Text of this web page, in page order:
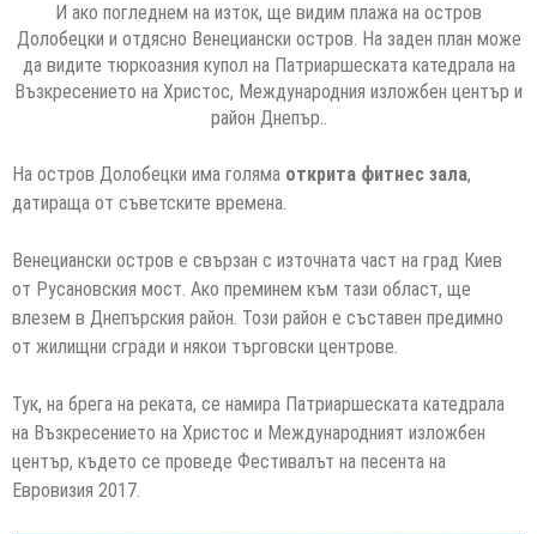
И ако погледнем на изток, ще видим плажа на остров
Долобецки и отдясно Венециански остров. На заден план може
да видите тюркоазния купол на Патриаршеската катедрала на
Възкресението на Христос, Международния изложбен център и
район Днепър..
На остров Долобецки има голяма открита фитнес зала,
датираща от съветските времена.
Венециански остров е свързан с източната част на град Киев
от Русановския мост. Ако преминем към тази област, ще
влезем в Днепърския район. Този район е съставен предимно
от жилищни сгради и някои търговски центрове.
Тук, на брега на реката, се намира Патриаршеската катедрала
на Възкресението на Христос и Международният изложбен
център, където се проведе Фестивалът на песента на
Евровизия 2017.